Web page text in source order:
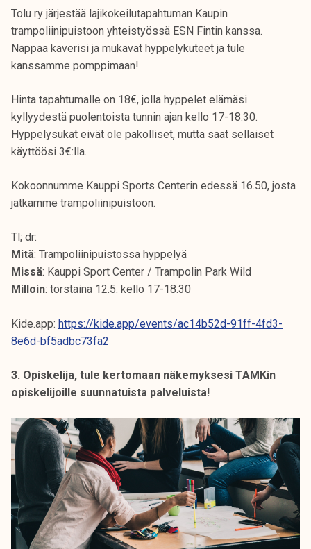
Tolu ry järjestää lajikokeilutapahtuman Kaupin
trampoliinipuistoon yhteistyössä ESN Fintin kanssa.
Nappaa kaverisi ja mukavat hyppelykuteet ja tule
kanssamme pomppimaan!
Hinta tapahtumalle on 18€, jolla hyppelet elämäsi
kyllyydestä puolentoista tunnin ajan kello 17-18.30.
Hyppelysukat eivät ole pakolliset, mutta saat sellaiset
käyttöösi 3€:lla.
Kokoonnumme Kauppi Sports Centerin edessä 16.50, josta
jatkamme trampoliinipuistoon.
Tl; dr:
Mitä: Trampoliinipuistossa hyppelyä
Missä: Kauppi Sport Center / Trampolin Park Wild
Milloin: torstaina 12.5. kello 17-18.30
Kide.app: https://kide.app/events/ac14b52d-91ff-4fd3-
8e6d-bf5adbc73fa2
3. Opiskelija, tule kertomaan näkemyksesi TAMKin
opiskelijoille suunnatuista palveluista!